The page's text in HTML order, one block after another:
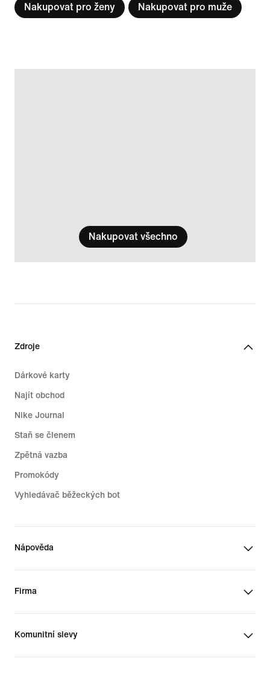
Nakupovat pro ženy Nakupovat pro muže
Nakupovat všechno
Zdroje
Dárkové karty
Najít obchod
Nike Journal
Staň se členem
Zpětná vazba
Promokódy
Vyhledávač běžeckých bot
Nápověda
Firma
Komunitní slevy